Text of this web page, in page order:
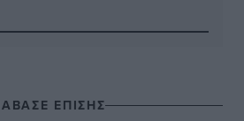
ΕΠΙΣΗΣ